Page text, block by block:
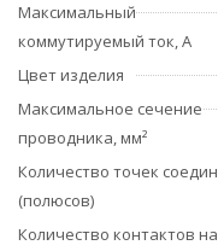
Максимальный
коммутируемый ток, А
Цвет изделия
Максимальное сечение
проводника, мм²
Количество точек
(полюсов)
Количество контактов на